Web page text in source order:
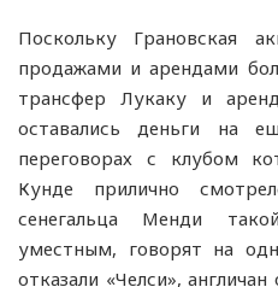
Поскольку Грановская
продажами и арендами
трансфер Лукаку и
оставались деньги на
переговорах с клубом
Кунде прилично
сенегальца Менди
уместным, говорят на
отказали «Челси»,